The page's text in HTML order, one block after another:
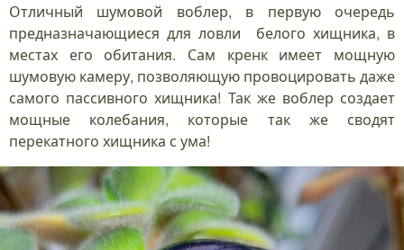
Отличный шумовой воблер, в первую очередь
предназначающиеся для ловли белого хищника, в
местах его обитания. Сам кренк имеет мощную
шумовую камеру, позволяющую провоцировать даже
самого пассивного хищника! Так же воблер создает
мощные колебания, которые так же сводят
перекатного хищника с ума!